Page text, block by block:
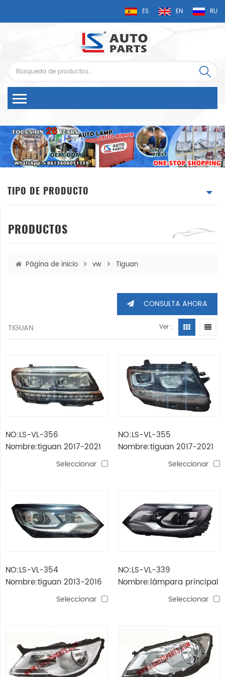
ES EN RU
TIPO DE PRODUCTO
PRODUCTOS
Página de inicio vw Tiguan
CONSULTA AHORA
TIGUAN Ver :
NO:LS-VL-356
Nombre:tiguan 2017-2021
lámpara de cabeza full
Seleccionar
NO:LS-VL-355
Nombre:tiguan 2017-2021
lámpara de cabeza hid
Seleccionar
NO:LS-VL-354
Nombre:tiguan 2013-2016
lámpara de cabeza hid
Seleccionar
NO:LS-VL-339
Nombre:lámpara principal
Seleccionar